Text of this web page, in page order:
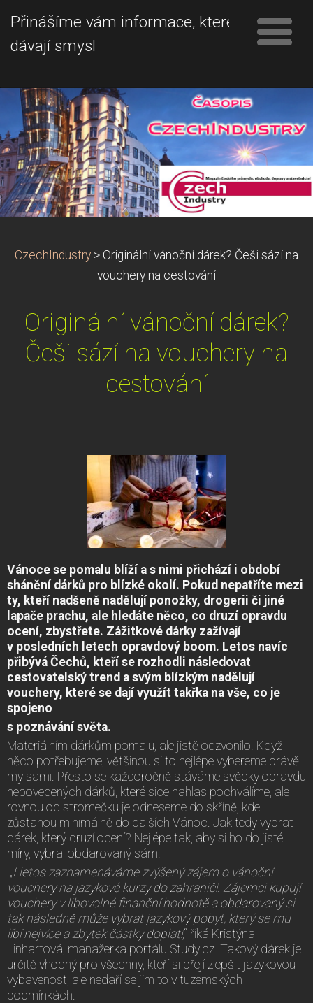
Přinášíme vám informace, které
dávají smysl
CzechIndustry > Originální vánoční dárek? Češi sází na
vouchery na cestování
Originální vánoční dárek?
Češi sází na vouchery na
cestování
Vánoce se pomalu blíží a s nimi přichází i období
shánění dárků pro blízké okolí. Pokud nepatříte mezi
ty, kteří nadšeně nadělují ponožky, drogerii či jiné
lapače prachu, ale hledáte něco, co druzí opravdu
ocení, zbystřete. Zážitkové dárky zažívají
v posledních letech opravdový boom. Letos navíc
přibývá Čechů, kteří se rozhodli následovat
cestovatelský trend a svým blízkým nadělují
vouchery, které se dají využít takřka na vše, co je
spojeno
s poznávání světa.
Materiálním dárkům pomalu, ale jistě odzvonilo. Když
něco potřebujeme, většinou si to nejlépe vybereme právě
my sami. Přesto se každoročně stáváme svědky opravdu
nepovedených dárků, které sice nahlas pochválíme, ale
rovnou od stromečku je odneseme do skříně, kde
zůstanou minimálně do dalších Vánoc. Jak tedy vybrat
dárek, který druzí ocení? Nejlépe tak, aby si ho do jisté
míry, vybral obdarovaný sám.
„I letos zaznamenáváme zvýšený zájem o vánoční
vouchery na jazykové kurzy do zahraničí. Zájemci kupují
vouchery v libovolné finanční hodnotě a obdarovaný si
tak následně může vybrat jazykový pobyt, který se mu
líbí nejvíce a zbytek částky doplatí,“ říká Kristýna
Linhartová, manažerka portálu Study.cz. Takový dárek je
určitě vhodný pro všechny, kteří si přejí zlepšit jazykovou
vybavenost, ale nedaří se jim to v tuzemských
podmínkách.